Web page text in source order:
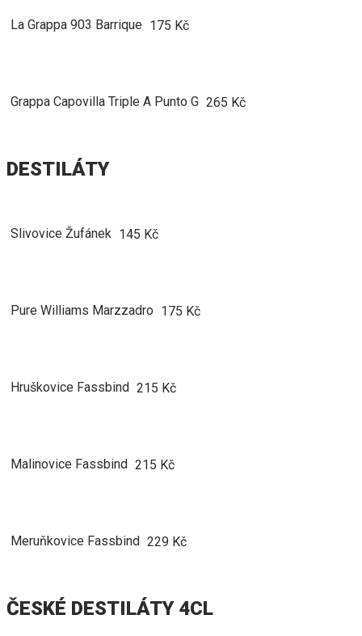
La Grappa 903 Barrique 175 Kč
Grappa Capovilla Triple A Punto G 265 Kč
DESTILÁTY
Slivovice Žufánek 145 Kč
Pure Williams Marzzadro 175 Kč
Hruškovice Fassbind 215 Kč
Malinovice Fassbind 215 Kč
Meruňkovice Fassbind 229 Kč
ČESKÉ DESTILÁTY 4CL